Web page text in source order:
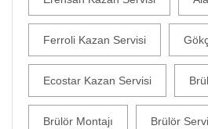
Ferroli Kazan Servisi
Ecostar Kazan Servisi
Brülör Montajı Brülör